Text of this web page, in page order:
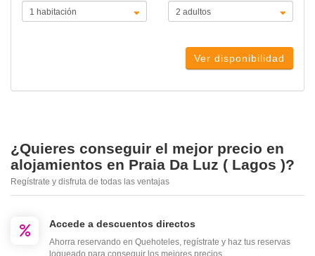
Ver disponibilidad
¿Quieres conseguir el mejor precio en
alojamientos en Praia Da Luz ( Lagos )?
Regístrate y disfruta de todas las ventajas
Accede a descuentos directos
Ahorra reservando en Quehoteles, regístrate y haz tus reservas
logueado para conseguir los mejores precios.